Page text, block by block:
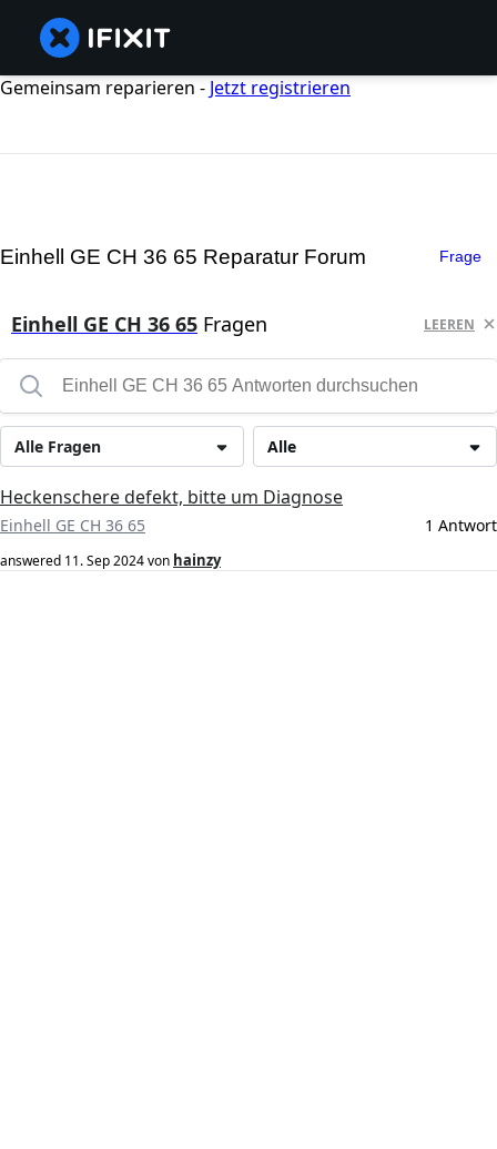
Gemeinsam reparieren - Jetzt registrieren
Einhell GE CH 36 65 Reparatur Forum Frage
Einhell GE CH 36 65 Fragen LEEREN
Alle
Alle Fragen
Heckenschere defekt, bitte um Diagnose
Einhell GE CH 36 65 1 Antwort
answered 11. Sep 2024von hainzy